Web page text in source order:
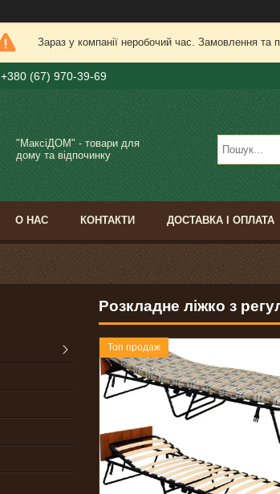
Зараз у компанії неробочий час. Замовлення та
+380 (67) 970-39-69
"МаксіДОМ" - товари для
дому та відпочинку
О НАС КОНТАКТИ ДОСТАВКА І ОПЛАТА
Розкладне ліжко з
Топ продаж